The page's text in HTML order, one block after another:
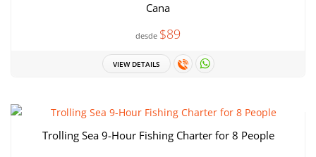
Cana
desde $89
VIEW DETAILS
Trolling Sea 9-Hour Fishing Charter for 8 People